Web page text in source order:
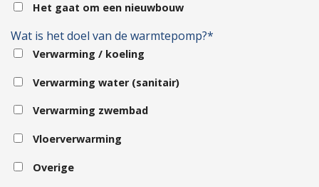
Het gaat om een nieuwbouw
Wat is het doel van de warmtepomp?*
Verwarming / koeling
Verwarming water (sanitair)
Verwarming zwembad
Vloerverwarming
Overige